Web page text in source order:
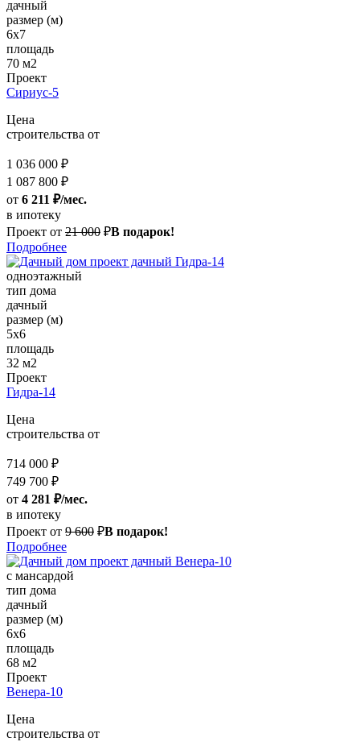
дачный
размер (м)
6х7
площадь
70 м2
Проект
Сириус-5
Цена
строительства от
1 036 000 ₽
1 087 800 ₽
от 6 211 ₽/мес.
в ипотеку
Проект от 21 000 ₽В подарок!
Подробнее
одноэтажный
тип дома
дачный
размер (м)
5х6
площадь
32 м2
Проект
Гидра-14
Цена
строительства от
714 000 ₽
749 700 ₽
от 4 281 ₽/мес.
в ипотеку
Проект от 9 600 ₽В подарок!
Подробнее
с мансардой
тип дома
дачный
размер (м)
6х6
площадь
68 м2
Проект
Венера-10
Цена
строительства от